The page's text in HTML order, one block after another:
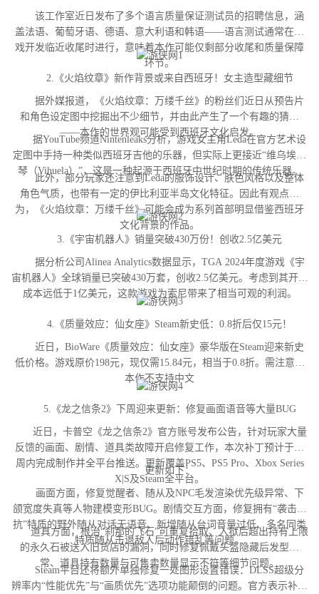
该工作室近日发布了多个语言质量保证测试员的招聘信息，涵
盖法语、葡萄牙语、德语、意大利语和韩语——语言测试通常在游
戏开发临近收尾时进行，意味着本作可能仅剩部分收尾和质量保障
环节。
2.《火焰纹章》新作背景或来自西班牙！女主造型藏细节
据外媒报道，《火焰纹章：万缕千丝》的粉丝们近日从预告片
和角色设定图中挖掘出不少细节，并由此产生了一个有趣的猜测
——本作的世界观可能受到西班牙文化启发。
据YouTube频道Nintenleaks分析，游戏女主角Leda在官方艺术设
定图中手持一种类似西班牙吉他的乐器，但实际上更接近“维乌埃拉
琴（Vihuela）”，这是一种起源于西班牙中世纪时期的传统乐器。
此外，部分玩家还注意到Leda的服饰设计、肤色风格以及整体
角色气质，也带有一定的伊比利亚半岛文化特征。因此有观点认
为，《火焰纹章：万缕千丝》可能会成为系列首部明显借鉴西班牙
文化背景的作品。
3.《宇宙机器人》销量突破430万份！创收2.5亿美元
据分析公司Alinea Analytics数据显示，TGA 2024年度游戏《宇
宙机器人》全球销量已突破430万套，创收2.5亿美元。考虑到其开发
成本远低于1亿美元，这款游戏为索尼带来了相当可观的利润。
4.《质量效应：仙女座》Steam新史低：0.8折后仅15元！
近日，BioWare《质量效应：仙女座》豪华版在Steam迎来新史
低价格。游戏原价198元，现仅需15.84元，相当于0.8折。需注意，
本作不支持中文
5.《龙之信条2》下周迎来更新：修复画面语音等大量BUG
近日，卡普空《龙之信条2》官方账号发布公告，针对玩家大量
反馈的画面、剧情、道具类故障开启修复工作，本次补丁预计于下
周内完成制作并全平台推送。更新覆盖PS5、PS5 Pro、Xbox Series
X|S及Steam全平台。
更新如下：
画面方面，修复觉醒者、随从及NPC毛发渲染优先级异常、下
颌宽度失真等人物建模变形BUG。剧情交互方面，修复拥有“袭击对
抗”特质的野外随从对话无语音、新增随从台词音量过低、多名同类
特质随从击退敌人后动作错乱等问题。
道具方面，根治“刹那的飞石”可重复拾取、入狱后超出持有上限
的永久石被送入旧货店的漏洞，同时修复佩戴头盔隐藏后发型异
常、道具持有数量与可售卖数量显示不符等细节问题。
Steam平台还将额外单独修复一处图形设置错误：DLSS超级分
辨率内“性能优先”与“画质优先”选项功能颠倒的问题。官方表示补丁